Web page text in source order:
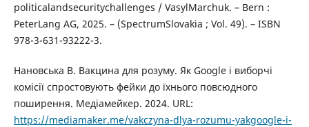
politicalandsecuritychallenges / VasylMarchuk. – Bern :
PeterLang AG, 2025. – (SpectrumSlovakia ; Vol. 49). – ISBN
978-3-631-93222-3.
Нановська В. Вакцина для розуму. Як Google і виборчі
комісії спростовують фейки до їхнього повсюдного
поширення. Медіамейкер. 2024. URL:
https://mediamaker.me/vakczyna-dlya-rozumu-yakgoogle-i-